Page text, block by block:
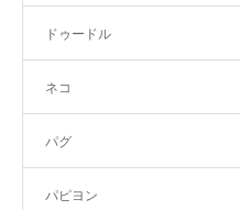
ドゥードル
ネコ
パグ
パピヨン